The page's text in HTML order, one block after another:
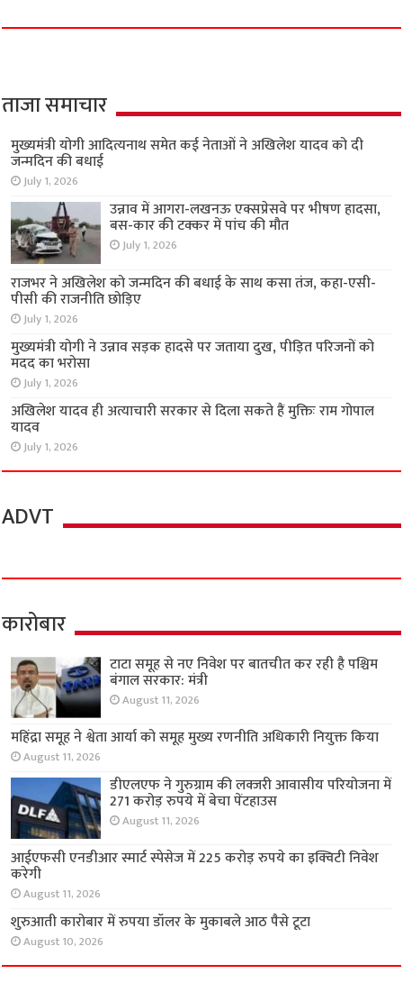
ताजा समाचार
मुख्यमंत्री योगी आदित्यनाथ समेत कई नेताओं ने अखिलेश यादव को दी
जन्मदिन की बधाई
July 1, 2026
उन्नाव में आगरा-लखनऊ एक्सप्रेसवे पर भीषण हादसा,
बस-कार की टक्कर में पांच की मौत
July 1, 2026
राजभर ने अखिलेश को जन्मदिन की बधाई के साथ कसा तंज, कहा-एसी-
पीसी की राजनीति छोड़िए
July 1, 2026
मुख्यमंत्री योगी ने उन्नाव सड़क हादसे पर जताया दुख, पीड़ित परिजनों को
मदद का भरोसा
July 1, 2026
अखिलेश यादव ही अत्याचारी सरकार से दिला सकते हैं मुक्तिः राम गोपाल
यादव
July 1, 2026
ADVT
कारोबार
टाटा समूह से नए निवेश पर बातचीत कर रही है पश्चिम
बंगाल सरकार: मंत्री
August 11, 2026
महिंद्रा समूह ने श्वेता आर्या को समूह मुख्य रणनीति अधिकारी नियुक्त किया
August 11, 2026
डीएलएफ ने गुरुग्राम की लक्जरी आवासीय परियोजना में
271 करोड़ रुपये में बेचा पेंटहाउस
August 11, 2026
आईएफसी एनडीआर स्मार्ट स्पेसेज में 225 करोड़ रुपये का इक्विटी निवेश
करेगी
August 11, 2026
शुरुआती कारोबार में रुपया डॉलर के मुकाबले आठ पैसे टूटा
August 10, 2026